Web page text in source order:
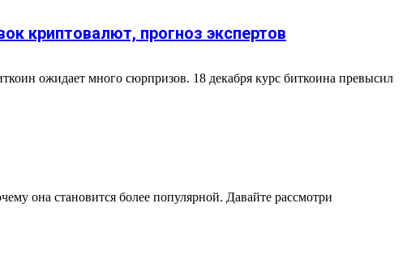
криптовалют, прогноз экспертов
ожидает много сюрпризов. 18 декабря курс биткоина превысил
она становится более популярной. Давайте рассмотри